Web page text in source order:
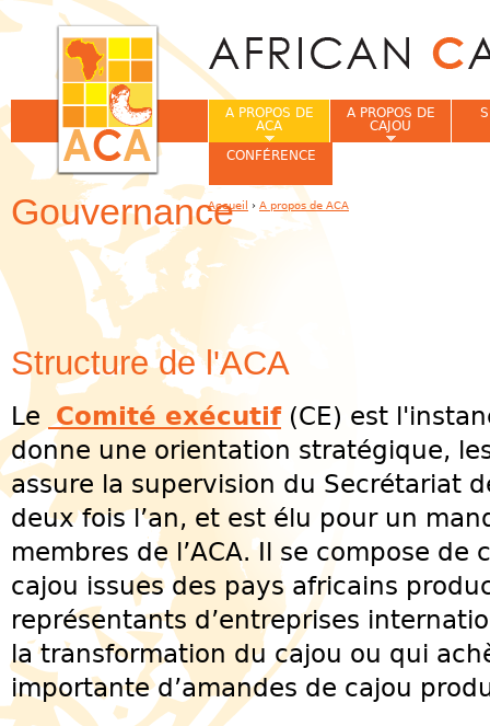
Gouvernance
Structure de l'ACA
Le Comité exécutif(CE) est
donne une orientation stratégique,
assure la supervision du Secrétariat
deux fois l’an, et est élu pour un
membres de l’ACA. Il se compose
cajou issues des pays africains
représentants d’entreprises
la transformation du cajou ou qui
importante d’amandes de cajou
A PROPOS DE
ACA
A PROPOS DE
CAJOU
CONFÉRENCE
Vous êtes ici
Accueil › A propos de ACA